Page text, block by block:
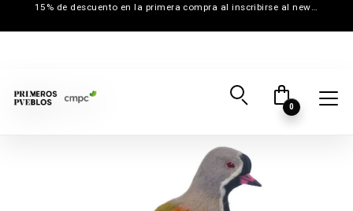
15% de descuento en la primera compra al inscribirse al newsletter
0